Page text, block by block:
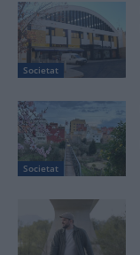
Societat
Societat